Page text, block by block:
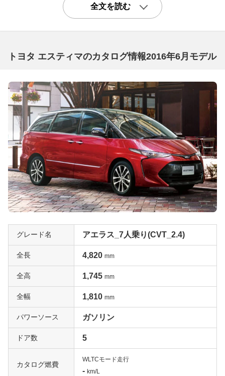
贅沢なインテリア空間「アエラスプレミアムG 7人乗り」
最新のエスティマはスポーティなアエラスのみの設定とな
り、プレミアムGはシリーズの最上級グレードとなる。こ
アリング＆シフトノブ、ブランノーブ（ヌバック調ファブ
納機構が標準となるなど、シリーズ中でもっとも贅沢な仕
様となる。注目モデルだけにガソリン＆ハイブリッドを問
わず、一括査定を申し込んでみることをオススメしたい。
全文を読む
トヨタ エスティマのカタログ情報2016年6月モデル
グレード名 アエラス_7人乗り(CVT_2.4)
全長 4,820 mm
全高 1,745 mm
全幅 1,810 mm
パワーソース ガソリン
ドア数 5
カタログ燃費
WLTCモード走行
- km/L